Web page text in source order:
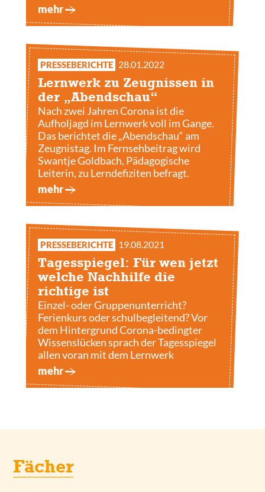
mehr
PRESSEBERICHTE 28.01.2022
Lernwerk zu Zeugnissen in
der „Abendschau“
Nach zwei Jahren Corona ist die
Aufholjagd im Lernwerk voll im Gange.
Das berichtet die „Abendschau“ am
Zeugnistag. Im Fernsehbeitrag wird
Swantje Goldbach, Pädagogische
Leiterin, zu Lerndefiziten befragt.
mehr
PRESSEBERICHTE 19.08.2021
Tagesspiegel: Für wen jetzt
welche Nachhilfe die
richtige ist
Einzel- oder Gruppenunterricht?
Ferienkurs oder schulbegleitend? Vor
dem Hintergrund Corona-bedingter
Wissenslücken sprach der Tagesspiegel
allen voran mit dem Lernwerk
mehr
Fächer